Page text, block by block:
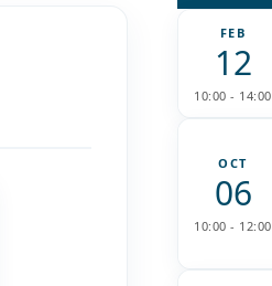
FEB
12
10:00 - 14:00
OCT
06
10:00 - 12:00